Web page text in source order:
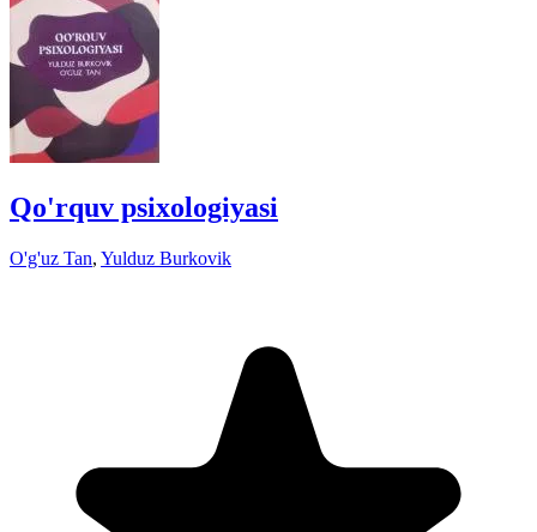
Qo'rquv psixologiyasi
O'g'uz Tan, Yulduz Burkovik